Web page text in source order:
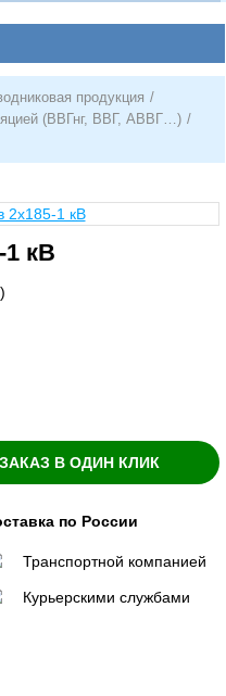
продукция /
(ВВГнг, ВВГ, АВВГ…) /
кВ
ЗАКАЗ В ОДИН КЛИК
по России
Транспортной компанией
Курьерскими службами